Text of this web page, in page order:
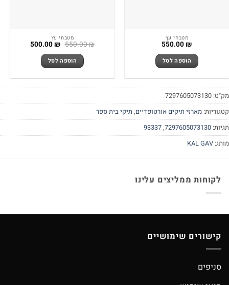
מטבחי עץ
550.00₪
הוספה לסל
מטבחי עץ
550.00₪ המחיר
היה:
550.00 ₪.
500.00₪ המחיר
הוספה לסל
7297605073130
מארזי תיקים אורטופדיים,תיקי בית ספר
7297605073130
,
93337
KAL GAV
לקוחות ממליצים עלינו
קישורים שימושיים
סניפים